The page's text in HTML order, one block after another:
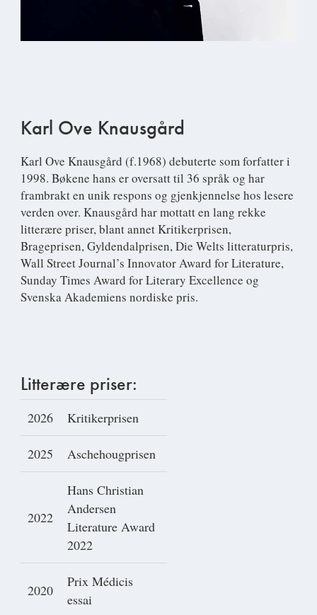
Karl Ove Knausgård
Karl Ove Knausgård (f.1968) debuterte som forfatter i
1998. Bøkene hans er oversatt til 36 språk og har
frambrakt en unik respons og gjenkjennelse hos lesere
verden over. Knausgård har mottatt en lang rekke
litterære priser, blant annet Kritikerprisen,
Brageprisen, Gyldendalprisen, Die Welts litteraturpris,
Wall Street Journal’s Innovator Award for Literature,
Sunday Times Award for Literary Excellence og
Svenska Akademiens nordiske pris.
Litterære priser:
2026 Kritikerprisen
2025 Aschehougprisen
2022
Hans Christian
Andersen
Literature Award
2022
2020
Prix Médicis
essai